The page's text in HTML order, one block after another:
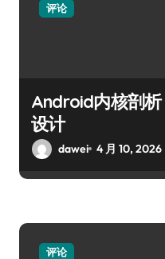
评论
Android内核剖
设计
dawei 4 月 10, 2026
评论